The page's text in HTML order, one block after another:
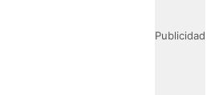
Publicidad